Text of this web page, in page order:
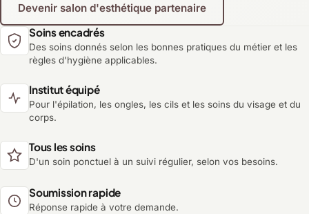
Devenir salon d'esthétique partenaire
Soins encadrés
Des soins donnés selon les bonnes pratiques du métier et les
règles d'hygiène applicables.
Institut équipé
Pour l'épilation, les ongles, les cils et les soins du visage et du
corps.
Tous les soins
D'un soin ponctuel à un suivi régulier, selon vos besoins.
Soumission rapide
Réponse rapide à votre demande.